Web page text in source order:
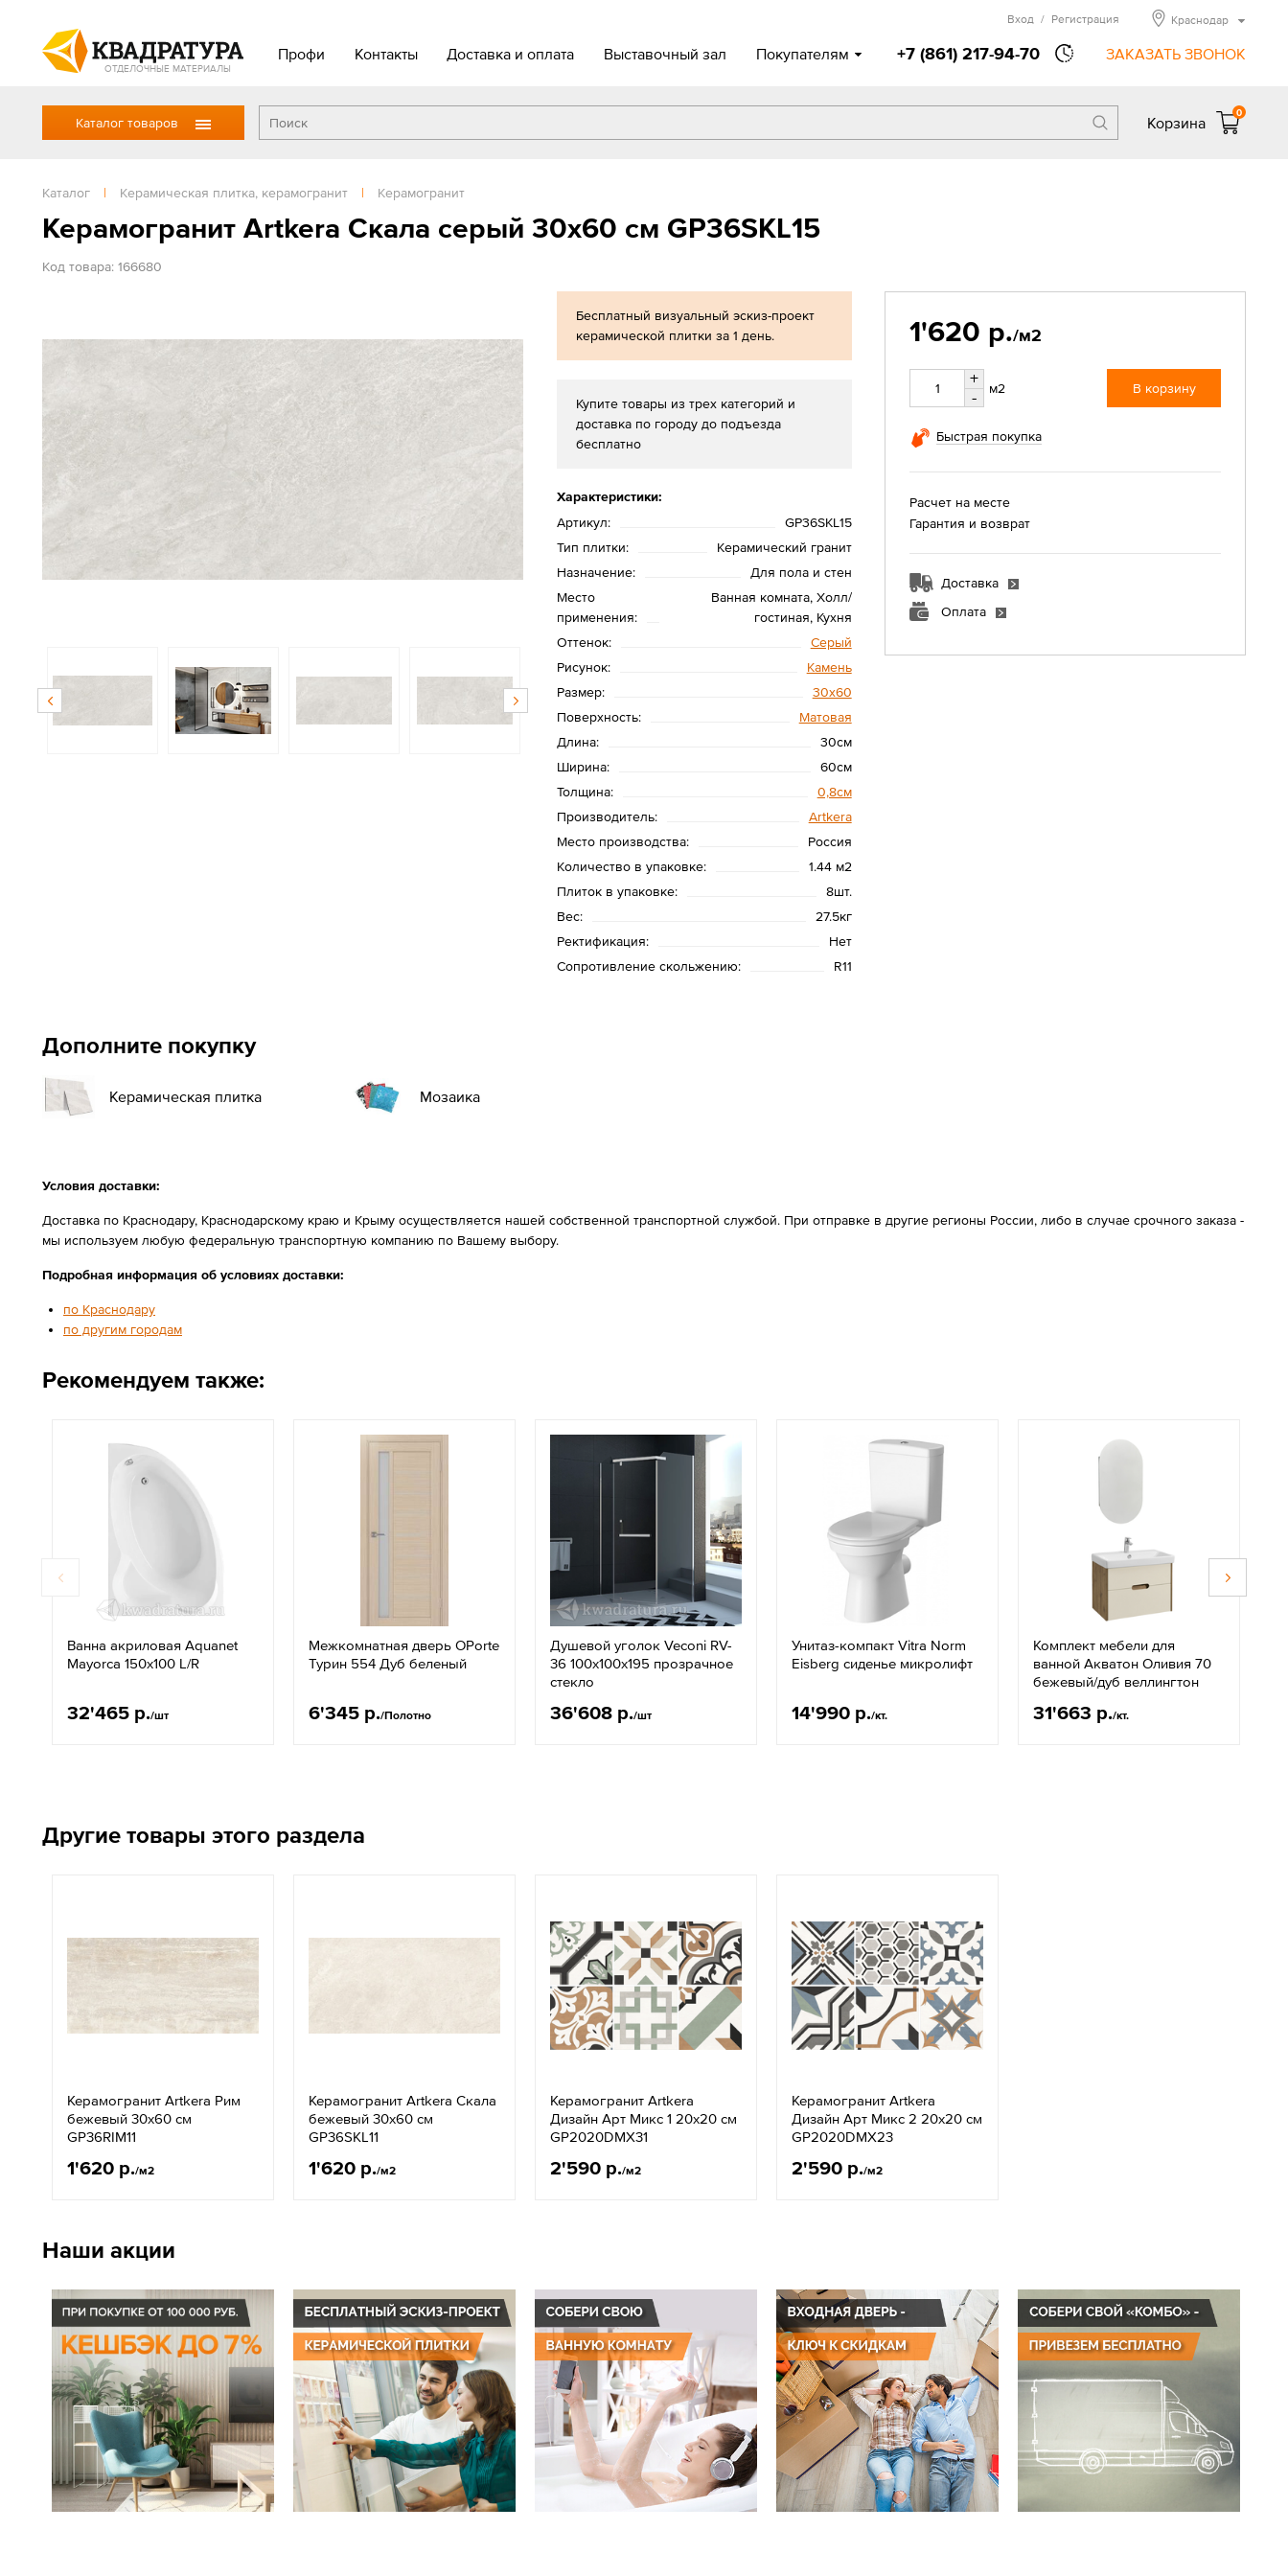
ОТДЕЛОЧНЫЕ МАТЕРИАЛЫ
Профи Контакты Доставка и оплата Выставочный зал Покупателям +7 (861) 217-94-70 ЗАКАЗАТЬ ЗВОНОК
Вход / Регистрация Краснодар
Каталог товаров Корзина
0
Каталог | Керамическая плитка, керамогранит | Керамогранит
Керамогранит Artkera Скала серый 30x60 см GP36SKL15
Код товара: 166680
Бесплатный визуальный эскиз-проект
керамической плитки за 1 день.
Купите товары из трех категорий и
доставка по городу до подъезда
бесплатно
Характеристики:
Артикул:
GP36SKL15
Тип плитки:
Керамический гранит
Назначение:
Для пола и стен
Место
применения:
Ванная комната, Холл/
гостиная, Кухня
Оттенок:
Серый
Рисунок:
Камень
Размер:
30x60
Поверхность:
Матовая
Длина:
30см
Ширина:
60см
Толщина:
0,8см
Производитель:
Artkera
Место производства:
Россия
Количество в упаковке:
1.44 м2
Плиток в упаковке:
8шт.
Вес:
27.5кг
Ректификация:
Нет
Сопротивление скольжению:
R11
1'620 р./м2
+
-
м2 В корзину
Быстрая покупка
Расчет на месте
Гарантия и возврат
Доставка
Оплата
Дополните покупку
Керамическая плитка Мозаика
Условия доставки:
Доставка по Краснодару, Краснодарскому краю и Крыму осуществляется нашей собственной транспортной службой. При отправке в другие регионы России, либо в случае срочного заказа -
мы используем любую федеральную транспортную компанию по Вашему выбору.
Подробная информация об условиях доставки:
по Краснодару
по другим городам
Рекомендуем также:
Ванна акриловая Aquanet
Mayorca 150x100 L/R
32'465 р./шт
Межкомнатная дверь OPorte
Турин 554 Дуб беленый
6'345 р./Полотно
Душевой уголок Veconi RV-
36 100x100х195 прозрачное
стекло
36'608 р./шт
Унитаз-компакт Vitra Norm
Eisberg сиденье микролифт
14'990 р./кт.
Комплект мебели для
ванной Акватон Оливия 70
бежевый/дуб веллингтон
31'663 р./кт.
Другие товары этого раздела
Керамогранит Artkera Рим
бежевый 30x60 см
GP36RIM11
1'620 р./м2
Керамогранит Artkera Скала
бежевый 30x60 см
GP36SKL11
1'620 р./м2
Керамогранит Artkera
Дизайн Арт Микс 1 20x20 см
GP2020DMX31
2'590 р./м2
Керамогранит Artkera
Дизайн Арт Микс 2 20x20 см
GP2020DMX23
2'590 р./м2
Наши акции